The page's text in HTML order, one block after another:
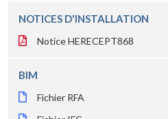
NOTICES D'INSTALLATION
Notice HERECEPT868
BIM
Fichier RFA